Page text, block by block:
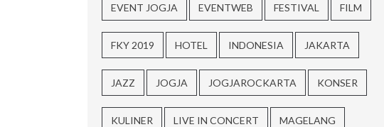
EVENT JOGJA EVENTWEB FESTIVAL FILM
FKY 2019 HOTEL INDONESIA JAKARTA
JAZZ JOGJA JOGJAROCKARTA KONSER
KULINER LIVE IN CONCERT MAGELANG